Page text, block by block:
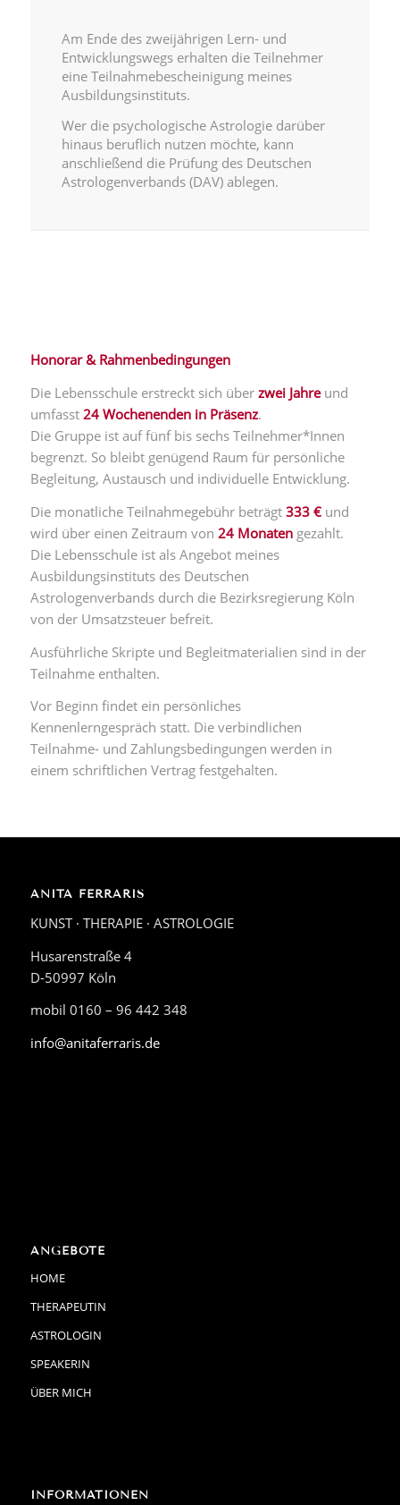
Am Ende des zweijährigen Lern- und
Entwicklungswegs erhalten die Teilnehmer
eine Teilnahmebescheinigung meines
Ausbildungsinstituts.
Wer die psychologische Astrologie darüber
hinaus beruflich nutzen möchte, kann
anschließend die Prüfung des Deutschen
Astrologenverbands (DAV) ablegen.
Honorar & Rahmenbedingungen
Die Lebensschule erstreckt sich über zwei Jahreund
umfasst 24 Wochenenden in Präsenz.
Die Gruppe ist auf fünf bis sechs Teilnehmer*Innen
begrenzt. So bleibt genügend Raum für persönliche
Begleitung, Austausch und individuelle Entwicklung.
Die monatliche Teilnahmegebühr beträgt 333 €und
wird über einen Zeitraum von 24 Monatengezahlt.
Die Lebensschule ist als Angebot meines
Ausbildungsinstituts des Deutschen
Astrologenverbands durch die Bezirksregierung Köln
von der Umsatzsteuer befreit.
Ausführliche Skripte und Begleitmaterialien sind in der
Teilnahme enthalten.
Vor Beginn findet ein persönliches
Kennenlerngespräch statt. Die verbindlichen
Teilnahme- und Zahlungsbedingungen werden in
einem schriftlichen Vertrag festgehalten.
ANITA FERRARIS
KUNST · THERAPIE · ASTROLOGIE
Husarenstraße 4
D-50997 Köln
mobil 0160 – 96 442 348
info@anitaferraris.de
ANGEBOTE
HOME
THERAPEUTIN
ASTROLOGIN
SPEAKERIN
ÜBER MICH
INFORMATIONEN